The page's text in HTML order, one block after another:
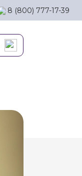
8 (800) 777-17-39